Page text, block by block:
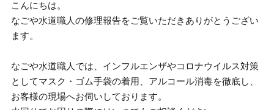
こんにちは。
なごや水道職人の修理報告をご覧いただきありがとうござい
ます。
なごや水道職人では、インフルエンザやコロナウイルス対策
としてマスク・ゴム手袋の着用、アルコール消毒を徹底し、
お客様の現場へお伺いしております。